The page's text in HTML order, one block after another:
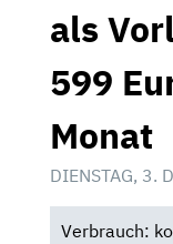
als
599
Monat
DIENSTAG, 3.
Verbrauch: